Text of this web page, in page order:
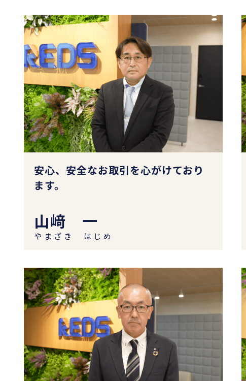
安心、安全なお取引を心がけており
ます。
山﨑 一
やまざき はじめ